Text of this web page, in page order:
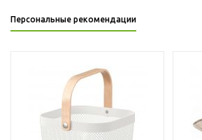
Персональные рекомендации